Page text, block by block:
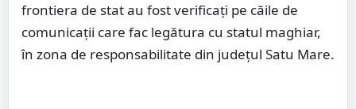
frontiera de stat au fost verificați pe căile de
comunicații care fac legătura cu statul maghiar,
în zona de responsabilitate din județul Satu Mare.